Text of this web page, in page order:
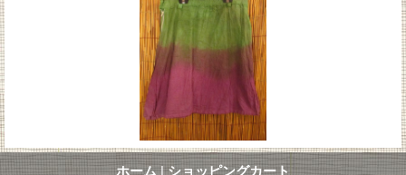
ホーム | ショッピングカート